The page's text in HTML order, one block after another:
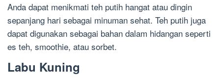
Anda dapat menikmati teh putih hangat atau dingin
sepanjang hari sebagai minuman sehat. Teh putih juga
dapat digunakan sebagai bahan dalam hidangan seperti
es teh, smoothie, atau sorbet.
Labu Kuning